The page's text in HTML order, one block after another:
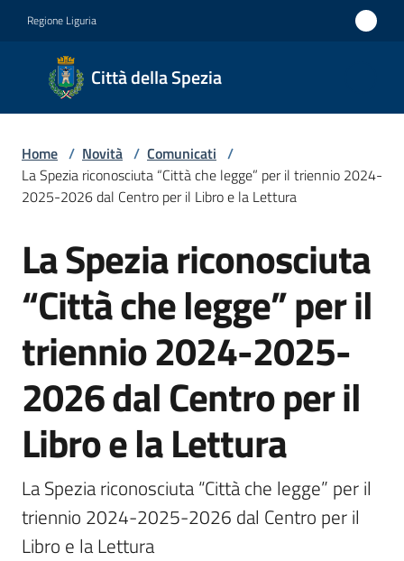
Regione Liguria
Città della Spezia
Città
della
Medaglia
d'oro al
Civile
Medaglia
d'argento
al Valor
Militare
Amministrazione
Novità
Menu selezionato
Home / Novità / Comunicati /
La Spezia riconosciuta “Città che legge” per il triennio 2024-
2025-2026 dal Centro per il Libro e la Lettura
Salta al contenuto
La Spezia riconosciuta
“Città che legge” per il
triennio 2024-2025-
2026 dal Centro per il
Libro e la Lettura
La Spezia riconosciuta “Città che legge” per il
triennio 2024-2025-2026 dal Centro per il
Libro e la Lettura